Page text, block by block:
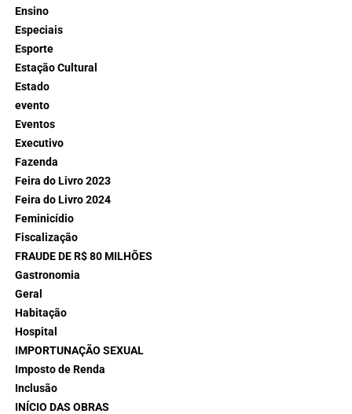
Ensino
Especiais
Esporte
Estação Cultural
Estado
evento
Eventos
Executivo
Fazenda
Feira do Livro 2023
Feira do Livro 2024
Feminicídio
Fiscalização
FRAUDE DE R$ 80 MILHÕES
Gastronomia
Geral
Habitação
Hospital
IMPORTUNAÇÃO SEXUAL
Imposto de Renda
Inclusão
INÍCIO DAS OBRAS